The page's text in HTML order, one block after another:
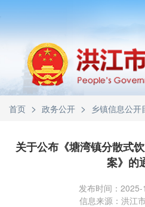
首页 > 政务公开 > 乡镇信息公开
关于公布《塘湾镇分散式
案》的
发布时间：
信息来源：洪江